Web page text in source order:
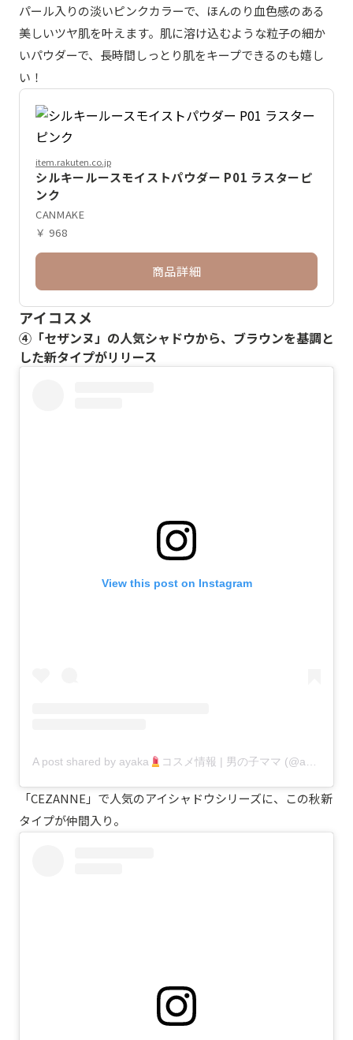
パール入りの淡いピンクカラーで、ほんのり血色感のある
美しいツヤ肌を叶えます。肌に溶け込むような粒子の細か
いパウダーで、長時間しっとり肌をキープできるのも嬉し
い！
item.rakuten.co.jp
シルキールースモイストパウダー P01 ラスターピ
ンク
CANMAKE
￥ 968
商品詳細
アイコスメ
④「セザンヌ」の人気シャドウから、ブラウンを基調と
した新タイプがリリース
View this post on Instagram
A post shared by ayaka コスメ情報 | 男の子ママ (@ayaka0119v)
「CEZANNE」で人気のアイシャドウシリーズに、この秋新
タイプが仲間入り。